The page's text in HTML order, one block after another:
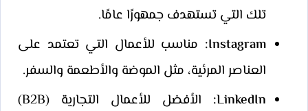
تلك التي تستهدف جمهورًا عامًا.
Instagram: مناسب للأعمال التي تعتمد على
العناصر المرئية، مثل الموضة والأطعمة والسفر.
LinkedIn:
الأفضل للأعمال التجارية (B2B)